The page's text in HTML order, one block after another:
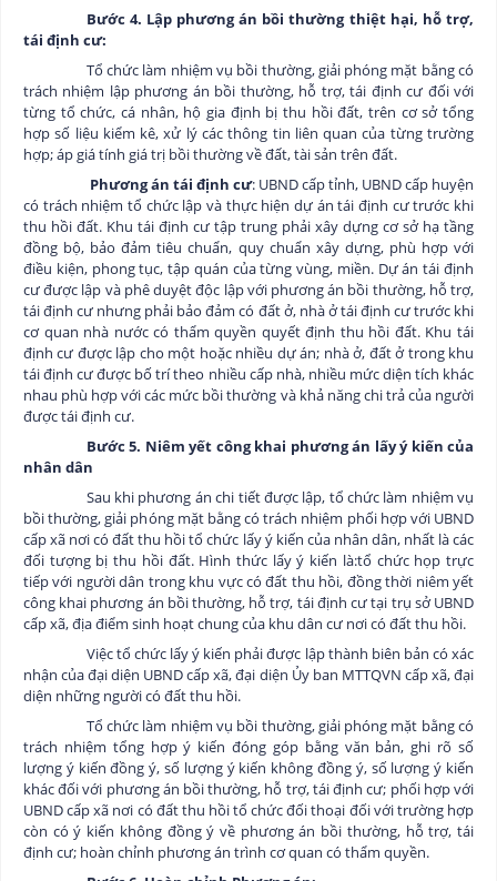
Bước 4. Lập phương án bồi thường thiệt hại, hỗ trợ,
tái định cư:
Tổ chức làm nhiệm vụ bồi thường, giải phóng mặt bằng có
trách nhiệm lập phương án bồi thường, hỗ trợ, tái định cư đối với
từng tổ chức, cá nhân, hộ gia định bị thu hồi đất, trên cơ sở tổng
hợp số liệu kiểm kê, xử lý các thông tin liên quan của từng trường
hợp; áp giá tính giá trị bồi thường về đất, tài sản trên đất.
Phương án tái định cư: UBND cấp tỉnh, UBND cấp huyện
có trách nhiệm tổ chức lập và thực hiện dự án tái định cư trước khi
thu hồi đất. Khu tái định cư tập trung phải xây dựng cơ sở hạ tầng
đồng bộ, bảo đảm tiêu chuẩn, quy chuẩn xây dựng, phù hợp với
điều kiện, phong tục, tập quán của từng vùng, miền. Dự án tái định
cư được lập và phê duyệt độc lập với phương án bồi thường, hỗ trợ,
tái định cư nhưng phải bảo đảm có đất ở, nhà ở tái định cư trước khi
cơ quan nhà nước có thẩm quyền quyết định thu hồi đất. Khu tái
định cư được lập cho một hoặc nhiều dự án; nhà ở, đất ở trong khu
tái định cư được bố trí theo nhiều cấp nhà, nhiều mức diện tích khác
nhau phù hợp với các mức bồi thường và khả năng chi trả của người
được tái định cư.
Bước 5. Niêm yết công khai phương án lấy ý kiến của
nhân dân
Sau khi phương án chi tiết được lập, tổ chức làm nhiệm vụ
bồi thường, giải phóng mặt bằng có trách nhiệm phối hợp với UBND
cấp xã nơi có đất thu hồi tổ chức lấy ý kiến của nhân dân, nhất là các
đối tượng bị thu hồi đất. Hình thức lấy ý kiến là:tổ chức họp trực
tiếp với người dân trong khu vực có đất thu hồi, đồng thời niêm yết
công khai phương án bồi thường, hỗ trợ, tái định cư tại trụ sở UBND
cấp xã, địa điểm sinh hoạt chung của khu dân cư nơi có đất thu hồi.
Việc tổ chức lấy ý kiến phải được lập thành biên bản có xác
nhận của đại diện UBND cấp xã, đại diện Ủy ban MTTQVN cấp xã, đại
diện những người có đất thu hồi.
Tổ chức làm nhiệm vụ bồi thường, giải phóng mặt bằng có
trách nhiệm tổng hợp ý kiến đóng góp bằng văn bản, ghi rõ số
lượng ý kiến đồng ý, số lượng ý kiến không đồng ý, số lượng ý kiến
khác đối với phương án bồi thường, hỗ trợ, tái định cư; phối hợp với
UBND cấp xã nơi có đất thu hồi tổ chức đối thoại đối với trường hợp
còn có ý kiến không đồng ý về phương án bồi thường, hỗ trợ, tái
định cư; hoàn chỉnh phương án trình cơ quan có thẩm quyền.